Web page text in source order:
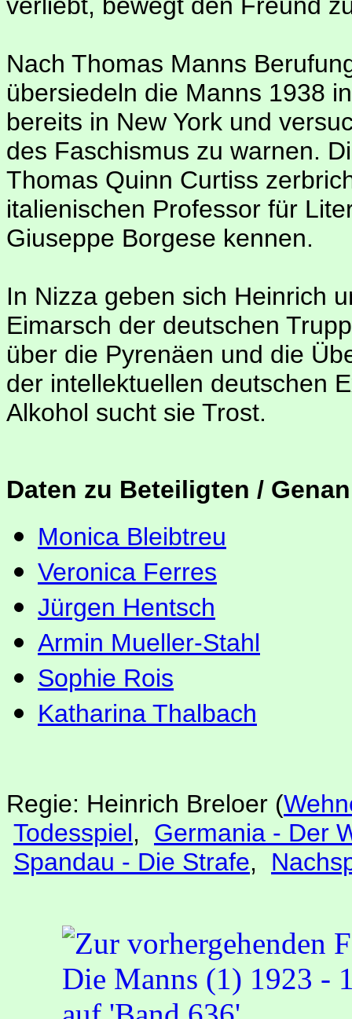
Nach Thomas Manns
übersiedeln die Manns 1938
bereits in New York und
des Faschismus zu warnen.
Thomas Quinn Curtiss
italienischen Professor für
Giuseppe Borgese kennen.
In Nizza geben sich Heinrich
Eimarsch der deutschen
über die Pyrenäen und die
der intellektuellen deutschen
Alkohol sucht sie Trost.
Daten zu Beteiligten /
Monica Bleibtreu
Veronica Ferres
Jürgen Hentsch
Armin Mueller-Stahl
Sophie Rois
Katharina Thalbach
Regie: Heinrich Breloer (
Todesspiel, Germania - Der
Spandau - Die Strafe,